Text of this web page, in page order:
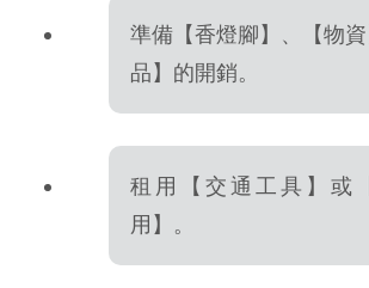
準備【香燈腳】、【物
品】的開銷。
租用【交通工具】或
用】。